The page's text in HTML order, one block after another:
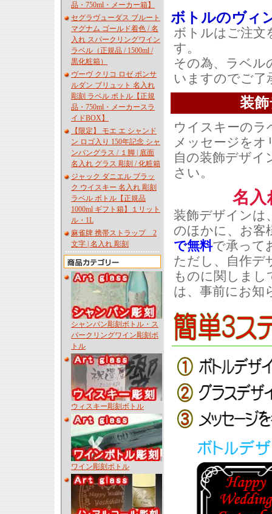
品・750ml・メーカー箱】
セグラヴューダス ブルート
マグナム ゴールド着色 / 名
入れ スパークリングワイン
ラベル（正規品 / 1500ml /
黒化粧箱）
ヴーヴ クリコ ロゼ ポンサ
ルダン ブリュット 名入れ
彫刻 ラベル ボトル【正規
品・750ml・メーカースラ
イドBOX】
【限定】 モエ エ シャンド
ン ロゴ入り 150年記念 シャ
ンパングラス / １脚 | 底面
名入れ グラス 彫刻 / 化粧箱
ジャック ダニエル ブラッ
ク ウイスキー 名入れ 彫刻
ラベル ボトル【正規品
1000ml ギフト箱】１リット
ル・1L
麻雀牌 携帯ストラップ 2
文字 | 名入れ 彫刻
シャンパン彫刻ボトル・ス
パークリングワイン彫刻ボ
トル
ウィスキー彫刻ボトル
ワイン彫刻ボトル
ボトルのヴィ
ボトルはご注文
す。
その為、ラベル
いますのでご了
装
ウイスキーのラ
メッセージをオ
自の装飾デザイ
さい。
名入
装飾デザインは
のほかに、お客
で無料で承って
ただし、自作デ
ものに関しま
は、事前にお知